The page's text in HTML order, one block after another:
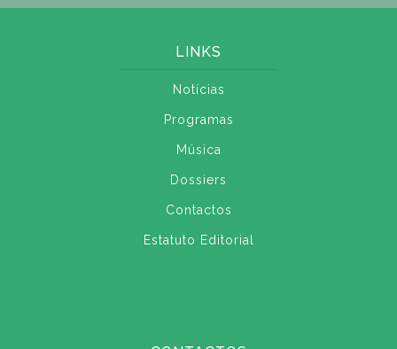
LINKS
Notícias
Programas
Música
Dossiers
Contactos
Estatuto Editorial